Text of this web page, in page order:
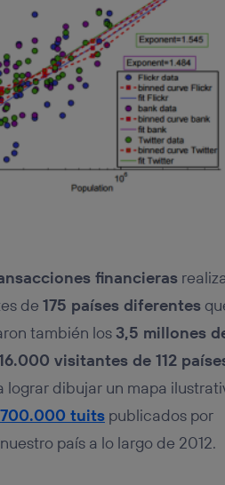
financieras
de 175 países diferentes
también los3,5 millones
visitantes de 112
lograr dibujar un mapa
tuitspublicados por
país a lo largo de 2012.